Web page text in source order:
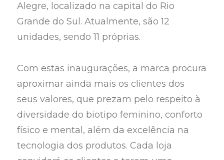
Alegre, localizado na capital do Rio
Grande do Sul. Atualmente, são 12
unidades, sendo 11 próprias.
Com estas inaugurações, a marca procura
aproximar ainda mais os clientes dos
seus valores, que prezam pelo respeito à
diversidade do biotipo feminino, conforto
físico e mental, além da excelência na
tecnologia dos produtos. Cada loja